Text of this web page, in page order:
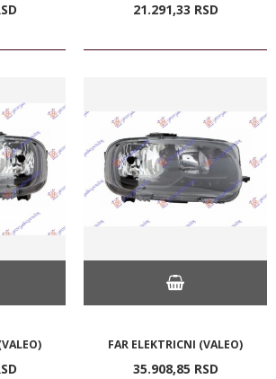
21.291,33 RSD
FAR ELEKTRICNI (VALEO)
35.908,85 RSD